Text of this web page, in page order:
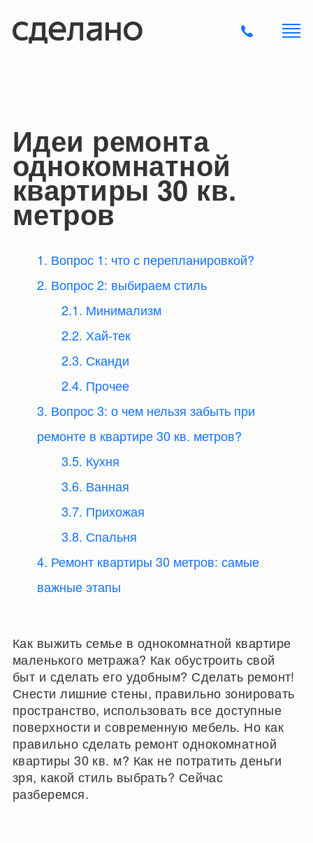
Идеи ремонта
однокомнатной
квартиры 30 кв.
метров
1. Вопрос 1: что с перепланировкой?
2. Вопрос 2: выбираем стиль
2.1. Минимализм
2.2. Хай-тек
2.3. Сканди
2.4. Прочее
3. Вопрос 3: о чем нельзя забыть при
ремонте в квартире 30 кв. метров?
3.5. Кухня
3.6. Ванная
3.7. Прихожая
3.8. Спальня
4. Ремонт квартиры 30 метров: самые
важные этапы
Как выжить семье в однокомнатной квартире
маленького метража? Как обустроить свой
быт и сделать его удобным? Сделать ремонт!
Снести лишние стены, правильно зонировать
пространство, использовать все доступные
поверхности и современную мебель. Но как
правильно сделать ремонт однокомнатной
квартиры 30 кв. м? Как не потратить деньги
зря, какой стиль выбрать? Сейчас
разберемся.